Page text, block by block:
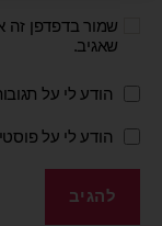
שמור בדפדפן
שאגיב.
הודע לי על
הודע לי על